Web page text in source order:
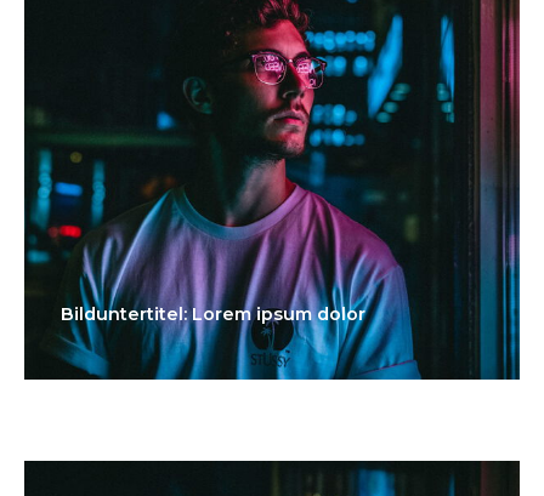
Bilduntertitel: Lorem ipsum dolor